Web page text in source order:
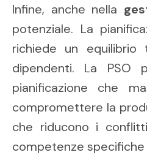
Infine, anche nella
potenziale. La
richiede un equilibrio
dipendenti. La PSO
pianificazione che
compromettere la
che riducono i
competenze specifiche